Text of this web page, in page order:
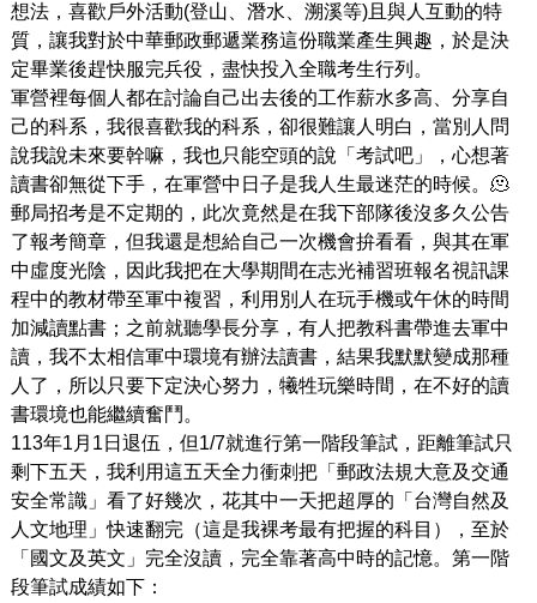
想法，喜歡戶外活動(登山、潛水、溯溪等)且與人互動的特
質，讓我對於中華郵政郵遞業務這份職業產生興趣，於是決
定畢業後趕快服完兵役，盡快投入全職考生行列。
軍營裡每個人都在討論自己出去後的工作薪水多高、分享自
己的科系，我很喜歡我的科系，卻很難讓人明白，當別人問
說我說未來要幹嘛，我也只能空頭的說「考試吧」，心想著
讀書卻無從下手，在軍營中日子是我人生最迷茫的時候。 🫠
郵局招考是不定期的，此次竟然是在我下部隊後沒多久公告
了報考簡章，但我還是想給自己一次機會拚看看，與其在軍
中虛度光陰，因此我把在大學期間在志光補習班報名視訊課
程中的教材帶至軍中複習，利用別人在玩手機或午休的時間
加減讀點書；之前就聽學長分享，有人把教科書帶進去軍中
讀，我不太相信軍中環境有辦法讀書，結果我默默變成那種
人了，所以只要下定決心努力，犧牲玩樂時間，在不好的讀
書環境也能繼續奮鬥。
113年1月1日退伍，但1/7就進行第一階段筆試，距離筆試只
剩下五天 ， 我利用這五天全力衝刺把「郵政法規大意及交通
安全常識」看了好幾次，花其中一天把超厚的「台灣自然及
人文地理」快速翻完（這是我裸考最有把握的科目），至於
「國文及英文」完全沒讀，完全靠著高中時的記憶。第一階
段筆試成績如下：